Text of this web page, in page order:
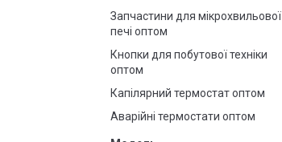
Запчастини для мікрохвильової
печі оптом
Кнопки для побутової техніки
оптом
Капілярний термостат оптом
Аварійні термостати оптом